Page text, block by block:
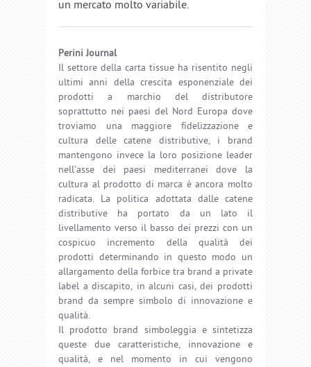
un mercato molto variabile.
Perini Journal
Il settore della carta tissue ha risentito negli
ultimi anni della crescita esponenziale dei
prodotti a marchio del distributore
soprattutto nei paesi del Nord Europa dove
troviamo una maggiore fidelizzazione e
cultura delle catene distributive, i brand
mantengono invece la loro posizione leader
nell’asse dei paesi mediterranei dove la
cultura al prodotto di marca è ancora molto
radicata. La politica adottata dalle catene
distributive ha portato da un lato il
livellamento verso il basso dei prezzi con un
cospicuo incremento della qualità dei
prodotti determinando in questo modo un
allargamento della forbice tra brand a private
label a discapito, in alcuni casi, dei prodotti
brand da sempre simbolo di innovazione e
qualità.
Il prodotto brand simboleggia e sintetizza
queste due caratteristiche, innovazione e
qualità, e nel momento in cui vengono